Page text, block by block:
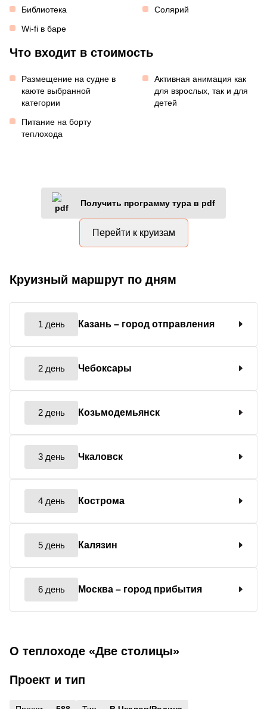
Библиотека
Солярий
Wi-fi в баре
Что входит в стоимость
Размещение на судне в
каюте выбранной
категории
Активная анимация как
для взрослых, так и для
детей
Питание на борту
теплохода
Получить программу тура в pdf
Перейти к круизам
Круизный маршрут по дням
1 день Казань – город отправления
2 день Чебоксары
2 день Козьмодемьянск
3 день Чкаловск
4 день Кострома
5 день Калязин
6 день Москва – город прибытия
О теплоходе «Две столицы»
Проект и тип